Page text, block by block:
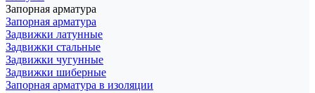
Запорная арматура
Запорная арматура
Задвижки латунные
Задвижки стальные
Задвижки чугунные
Задвижки шиберные
Запорная арматура в изоляции